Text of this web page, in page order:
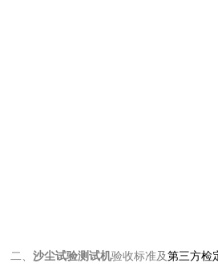
二、沙尘试验测试机验收标准及第三方检